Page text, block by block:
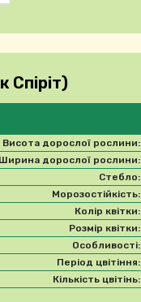
Висота дорослої рослини:
Ширина дорослої рослини:
Стебло:
Морозостійкість:
Колір квітки:
Розмір квітки:
Особливості:
Період цвітіння:
Кількість цвітінь: